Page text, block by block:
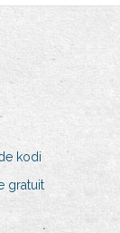
kodi
gratuit